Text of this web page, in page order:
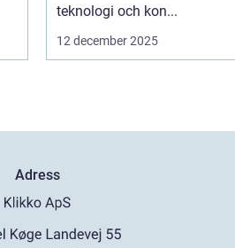
teknologi och kon...
12 december 2025
Adress